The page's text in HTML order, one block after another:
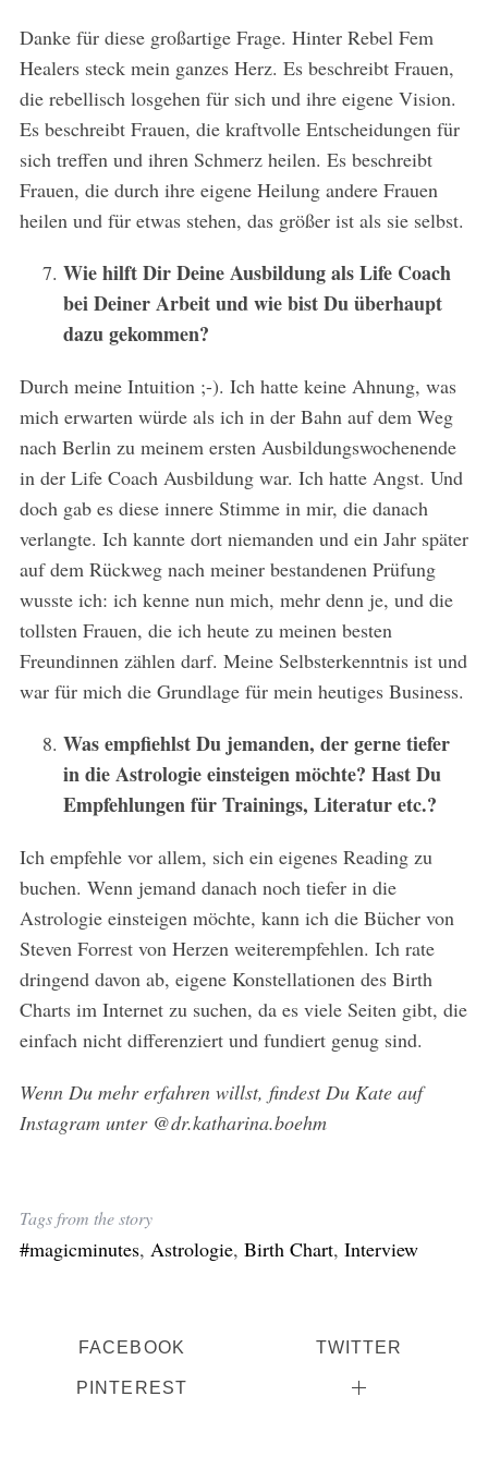
Danke für diese großartige Frage. Hinter Rebel Fem
Healers steck mein ganzes Herz. Es beschreibt Frauen,
die rebellisch losgehen für sich und ihre eigene Vision.
Es beschreibt Frauen, die kraftvolle Entscheidungen für
sich treffen und ihren Schmerz heilen. Es beschreibt
Frauen, die durch ihre eigene Heilung andere Frauen
heilen und für etwas stehen, das größer ist als sie selbst.
Wie hilft Dir Deine Ausbildung als Life Coach
bei Deiner Arbeit und wie bist Du überhaupt
dazu gekommen?
Durch meine Intuition ;-). Ich hatte keine Ahnung, was
mich erwarten würde als ich in der Bahn auf dem Weg
nach Berlin zu meinem ersten Ausbildungswochenende
in der Life Coach Ausbildung war. Ich hatte Angst. Und
doch gab es diese innere Stimme in mir, die danach
verlangte. Ich kannte dort niemanden und ein Jahr später
auf dem Rückweg nach meiner bestandenen Prüfung
wusste ich: ich kenne nun mich, mehr denn je, und die
tollsten Frauen, die ich heute zu meinen besten
Freundinnen zählen darf. Meine Selbsterkenntnis ist und
war für mich die Grundlage für mein heutiges Business.
Was empfiehlst Du jemanden, der gerne tiefer
in die Astrologie einsteigen möchte? Hast Du
Empfehlungen für Trainings, Literatur etc.?
Ich empfehle vor allem, sich ein eigenes Reading zu
buchen. Wenn jemand danach noch tiefer in die
Astrologie einsteigen möchte, kann ich die Bücher von
Steven Forrest von Herzen weiterempfehlen. Ich rate
dringend davon ab, eigene Konstellationen des Birth
Charts im Internet zu suchen, da es viele Seiten gibt, die
einfach nicht differenziert und fundiert genug sind.
Wenn Du mehr erfahren willst, findest Du Kate auf
Instagram unter @dr.katharina.boehm
Tags from the story
#magicminutes, Astrologie, Birth Chart, Interview
FACEBOOK TWITTER
PINTEREST